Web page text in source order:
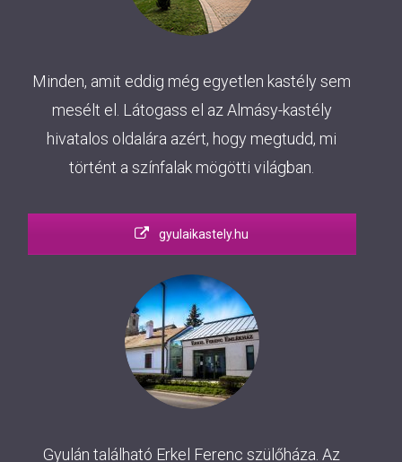
Minden, amit eddig még egyetlen kastély sem
mesélt el. Látogass el az Almásy-kastély
hivatalos oldalára azért, hogy megtudd, mi
történt a színfalak mögötti világban.
gyulaikastely.hu
Gyulán található Erkel Ferenc szülőháza. Az